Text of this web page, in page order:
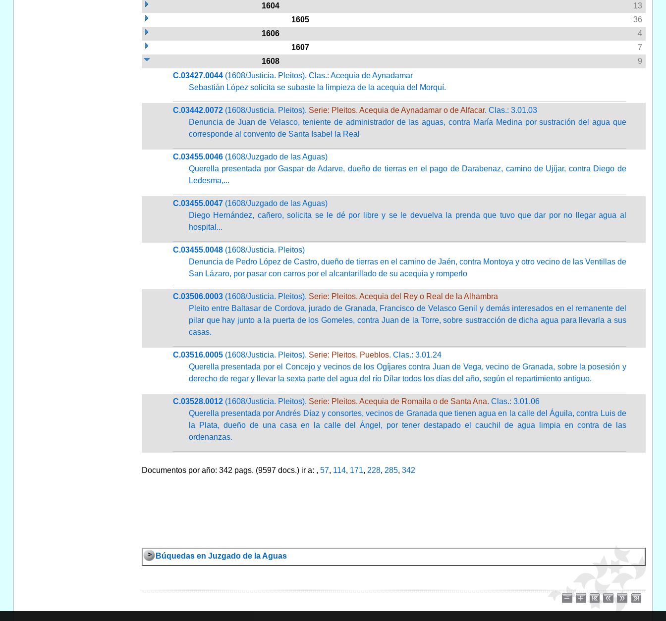
1604
13
1605
36
1606
4
1607
7
1608
9
C.03427.0044(1608/Justicia. Pleitos). Clas.: Acequia de Aynadamar
Sebastián López solicita se subaste la limpieza de la acequia del Morquí.
C.03442.0072(1608/Justicia. Pleitos). Serie: Pleitos. Acequia de Aynadamar o de Alfacar. Clas.: 3.01.03
Denuncia de Juan de Velasco, teniente de administrador de las aguas, contra María Medina por sustración del agua que
corresponde al convento de Santa Isabel la Real
C.03455.0046(1608/Juzgado de las Aguas)
Querella presentada por Gaspar de Adarve, dueño de tierras en el pago de Darabenaz, camino de Ujíjar, contra Diego de
Ledesma,...
C.03455.0047(1608/Juzgado de las Aguas)
Diego Hernández, cañero, solicita se le dé por libre y se le devuelva la prenda que tuvo que dar por no llegar agua al
hospital...
C.03455.0048(1608/Justicia. Pleitos)
Denuncia de Pedro López de Castro, dueño de tierras en el camino de Jaén, contra Montoya y otro vecino de las Ventillas de
San Lázaro, por pasar con carros por el alcantarillado de su acequia y romperlo
C.03506.0003(1608/Justicia. Pleitos). Serie: Pleitos. Acequia del Rey o Real de la Alhambra
Pleito entre Baltasar de Cordova, jurado de Granada, Francisco de Velasco Genil y demás interesados en el remanente del
pilar que hay junto a la puerta de los Gomeles, contra Juan de la Torre, sobre sustracción de dicha agua para llevarla a sus
casas.
C.03516.0005(1608/Justicia. Pleitos). Serie: Pleitos. Pueblos. Clas.: 3.01.24
Querella presentada por el Concejo y vecinos de los Ogíjares contra Juan de Vega, vecino de Granada, sobre la posesión y
derecho de regar y llevar la sexta parte del agua del río Dílar todos los días del año, según el repartimiento antiguo.
C.03528.0012(1608/Justicia. Pleitos). Serie: Pleitos. Acequia de Romaila o de Santa Ana. Clas.: 3.01.06
Querella presentada por Andrés Díaz y consortes, vecinos de Granada que tienen agua en la calle del Águila, contra Luis de
la Plata, dueño de una casa en la calle del Ángel, por tener destapado el cauchil de agua limpia en contra de las
ordenanzas.
Documentos por año: 342 pags. (9597 docs.) ir a: , 57, 114, 171, 228, 285, 342
Búquedas en Juzgado de la Aguas